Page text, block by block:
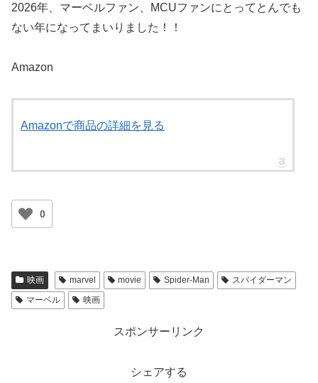
2026年、マーベルファン、MCUファンにとってとんでも
ない年になってまいりました！！
Amazon
Amazonで商品の詳細を見る
0
映画 marvel movie Spider-Man
スパイダーマン
マーベル
映画
スポンサーリンク
シェアする